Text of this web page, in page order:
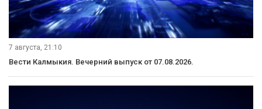
7 августа, 21:10
Вести Калмыкия. Вечерний выпуск от 07.08.2026.